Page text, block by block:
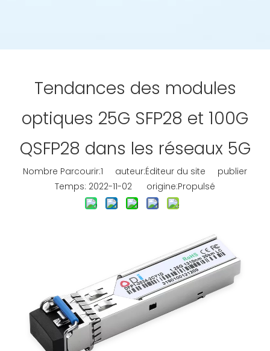
Tendances des modules
optiques 25G SFP28 et 100G
QSFP28 dans les réseaux 5G
Nombre Parcourir:1 auteur:Éditeur du site publier
Temps: 2022-11-02 origine:Propulsé